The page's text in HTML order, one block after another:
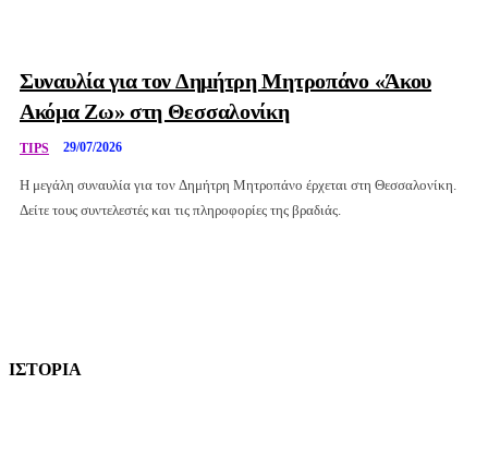
Συναυλία για τον Δημήτρη Μητροπάνο «Άκου
Ακόμα Ζω» στη Θεσσαλονίκη
TIPS 29/07/2026
Η μεγάλη συναυλία για τον Δημήτρη Μητροπάνο έρχεται στη Θεσσαλονίκη.
Δείτε τους συντελεστές και τις πληροφορίες της βραδιάς.
ΙΣΤΟΡΙΑ